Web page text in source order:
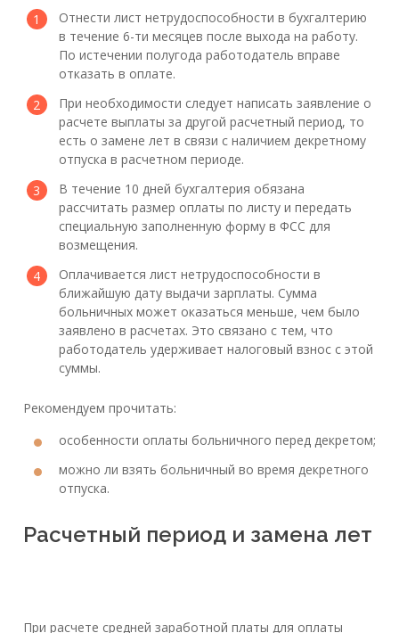
Отнести лист нетрудоспособности в бухгалтерию
в течение 6-ти месяцев после выхода на работу.
По истечении полугода работодатель вправе
отказать в оплате.
При необходимости следует написать заявление о
расчете выплаты за другой расчетный период, то
есть о замене лет в связи с наличием декретному
отпуска в расчетном периоде.
В течение 10 дней бухгалтерия обязана
рассчитать размер оплаты по листу и передать
специальную заполненную форму в ФСС для
возмещения.
Оплачивается лист нетрудоспособности в
ближайшую дату выдачи зарплаты. Сумма
больничных может оказаться меньше, чем было
заявлено в расчетах. Это связано с тем, что
работодатель удерживает налоговый взнос с этой
суммы.
Рекомендуем прочитать:
особенности оплаты больничного перед декретом;
можно ли взять больничный во время декретного
отпуска.
Расчетный период и замена лет
При расчете средней заработной платы для оплаты